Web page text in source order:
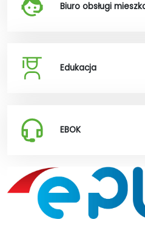
Biuro obsługi
Edukacja
EBOK